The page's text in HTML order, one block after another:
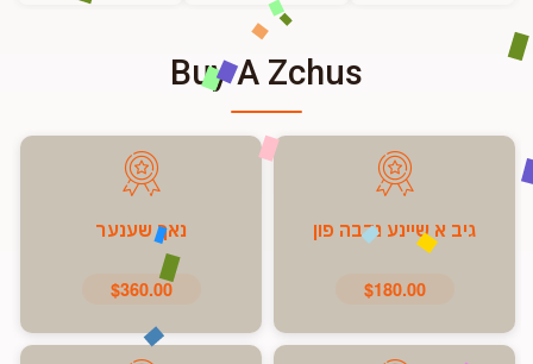
Buy A Zchus
גיב א שיינע נדבה פון
$180.00
נאך שענער
$360.00